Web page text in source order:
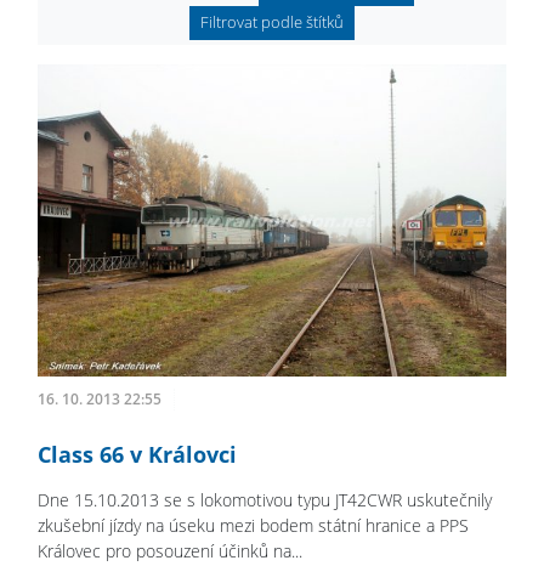
Filtrovat podle štítků
16. 10. 2013 22:55
Class 66 v Královci
Dne 15.10.2013 se s lokomotivou typu JT42CWR uskutečnily
zkušební jízdy na úseku mezi bodem státní hranice a PPS
Královec pro posouzení účinků na...